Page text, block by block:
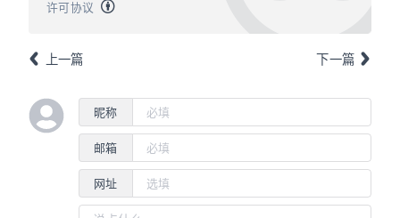
许可协议
上一篇 下一篇
昵称
邮箱
网址